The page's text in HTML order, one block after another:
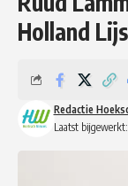
Holland
Laatst
Redactie